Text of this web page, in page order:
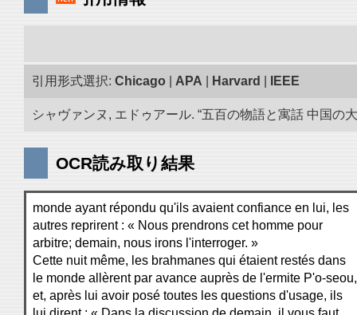
引用形式選択: Chicago APA Harvard IEEE
シャヴァンヌ, エドゥアール. “五百の物語と寓話 中国
OCR読み取り結果
monde ayant répondu qu'ils avaient confiance en lui, les
autres reprirent : « Nous prendrons cet homme pour
arbitre; demain, nous irons l'interroger. »
Cette nuit même, les brahmanes qui étaient restés dans
le monde allèrent par avance auprès de l'ermite P'o-seou,
et, après lui avoir posé toutes les questions d'usage, ils